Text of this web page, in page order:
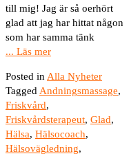
till mig! Jag är så oerhört
glad att jag har hittat någon
som har samma tänk
... Läs mer
Posted in Alla Nyheter
Tagged Andningsmassage,
Friskvård,
Friskvårdsterapeut, Glad,
Hälsa, Hälsocoach,
Hälsovägledning,